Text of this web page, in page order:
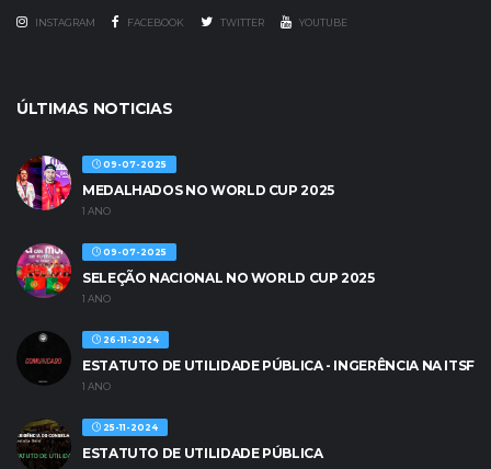
INSTAGRAM FACEBOOK TWITTER YOUTUBE
ÚLTIMAS NOTICIAS
09-07-2025
MEDALHADOS NO WORLD CUP 2025
1 ANO
09-07-2025
SELEÇÃO NACIONAL NO WORLD CUP 2025
1 ANO
26-11-2024
ESTATUTO DE UTILIDADE PÚBLICA - INGERÊNCIA NA ITSF
1 ANO
25-11-2024
ESTATUTO DE UTILIDADE PÚBLICA